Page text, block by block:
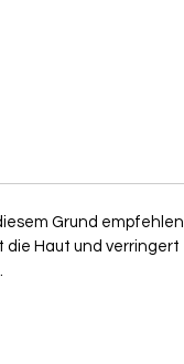
Grund empfehlen
die Haut und verringert